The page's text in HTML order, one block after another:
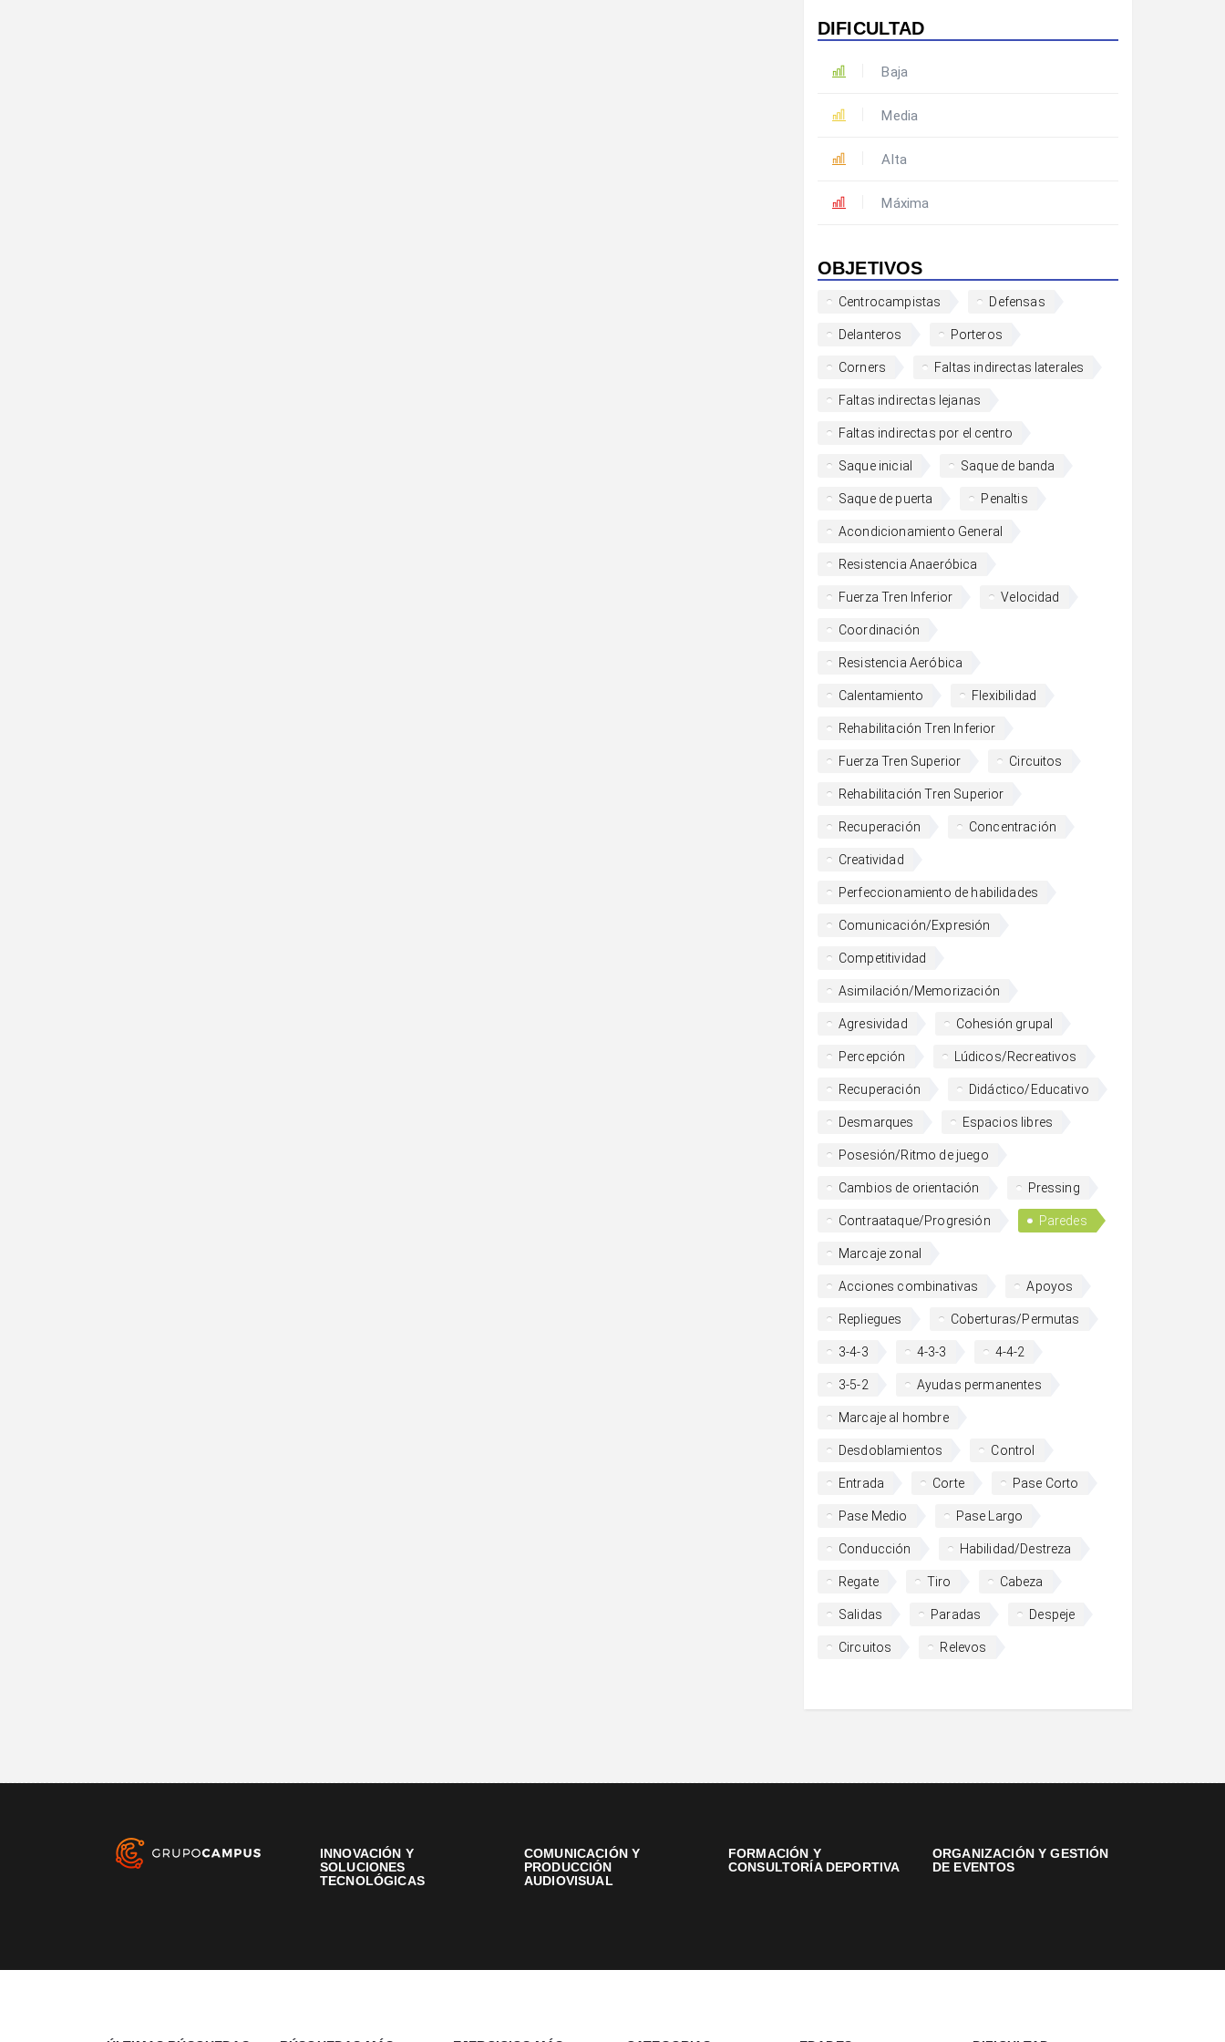
DIFICULTAD
Baja
Media
Alta
Máxima
OBJETIVOS
Centrocampistas Defensas
Delanteros Porteros
Corners Faltas indirectas laterales
Faltas indirectas lejanas
Faltas indirectas por el centro
Saque inicial Saque de banda
Saque de puerta Penaltis
Acondicionamiento General
Resistencia Anaeróbica
Fuerza Tren Inferior Velocidad
Coordinación
Resistencia Aeróbica
Calentamiento Flexibilidad
Rehabilitación Tren Inferior
Fuerza Tren Superior Circuitos
Rehabilitación Tren Superior
Recuperación Concentración
Creatividad
Perfeccionamiento de habilidades
Comunicación/Expresión
Competitividad
Asimilación/Memorización
Agresividad Cohesión grupal
Percepción Lúdicos/Recreativos
Recuperación Didáctico/Educativo
Desmarques Espacios libres
Posesión/Ritmo de juego
Cambios de orientación Pressing
Contraataque/Progresión Paredes
Marcaje zonal
Acciones combinativas Apoyos
Repliegues Coberturas/Permutas
3-4-3 4-3-3 4-4-2
3-5-2 Ayudas permanentes
Marcaje al hombre
Desdoblamientos Control
Entrada Corte Pase Corto
Pase Medio Pase Largo
Conducción Habilidad/Destreza
Regate Tiro Cabeza
Salidas Paradas Despeje
Circuitos Relevos
INNOVACIÓN Y
SOLUCIONES
TECNOLÓGICAS
COMUNICACIÓN Y
PRODUCCIÓN
AUDIOVISUAL
FORMACIÓN Y
CONSULTORÍA DEPORTIVA
ORGANIZACIÓN Y GESTIÓN
DE EVENTOS